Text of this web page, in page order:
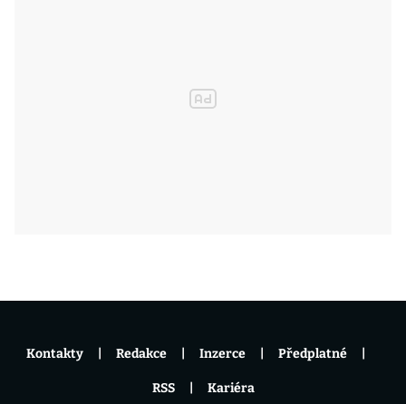
Kontakty Redakce Inzerce Předplatné
RSS Kariéra